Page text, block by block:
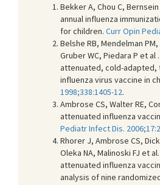
Bekker A, Chou C,
annual influenza
for children. Curr Opin
Belshe RB, Mendelman
Gruber WC, Piedara P et al
attenuated, cold-adapted,
influenza virus vaccine in
1998;338:1405-12.
Ambrose CS, Walter RE,
attenuated influenza
Pediatr Infect Dis.
Rhorer J, Ambrose CS,
Oleka NA, Malinoski FJ et
attenuated influenza
analysis of nine